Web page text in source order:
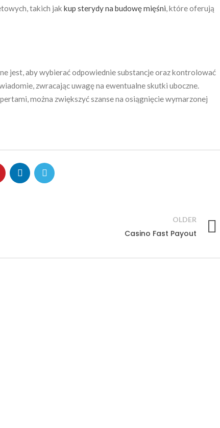
takich jak kup sterydy na budowę mięśni, które oferują
jest, aby wybierać odpowiednie substancje oraz kontrolować
zwracając uwagę na ewentualne skutki uboczne.
można zwiększyć szanse na osiągnięcie wymarzonej
OLDER
Casino Fast Payout